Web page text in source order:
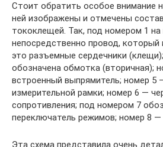
Стоит обратить особое внимание
ней изображены и отмечены
тококлещей. Так, под номером 1 на
непосредственно провод,
это разъемные сердечники
обозначена обмотка (вторичная);
встроенный выпрямитель; номер 5
измерительной рамки; номер 6 —
сопротивления; под номером 7
переключатель режимов; номер 8 —
Эта схема представила очень